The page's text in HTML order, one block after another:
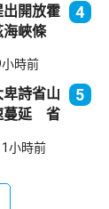
開放霍
峽條
4
時前
詩省山
蔓延 省
5
小時前